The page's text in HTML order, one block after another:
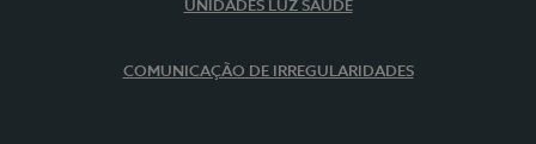
UNIDADES LUZ SAÚDE
COMUNICAÇÃO DE IRREGULARIDADES